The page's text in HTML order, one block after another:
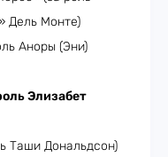
Дель Монте)
Аноры (Эни)
Элизабет
Таши Дональдсон)